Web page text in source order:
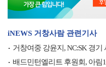
iNEWS 거창사람 관련기사
거창여중 강윤지, NC:SK 경
배드민턴엘리트 후원회, 아림